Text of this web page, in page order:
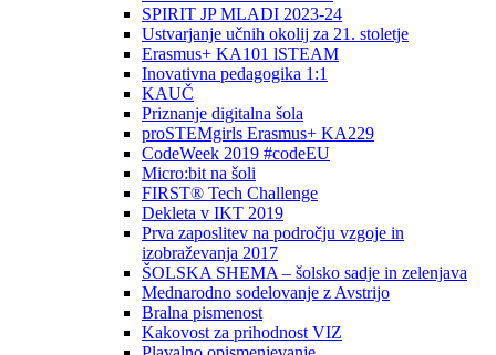
SPIRIT JP MLADI 2023-24
Ustvarjanje učnih okolij za 21. stoletje
Erasmus+ KA101 lSTEAM
Inovativna pedagogika 1:1
KAUČ
Priznanje digitalna šola
proSTEMgirls Erasmus+ KA229
CodeWeek 2019 #codeEU
Micro:bit na šoli
FIRST® Tech Challenge
Dekleta v IKT 2019
Prva zaposlitev na področju vzgoje in
izobraževanja 2017
ŠOLSKA SHEMA – šolsko sadje in zelenjava
Mednarodno sodelovanje z Avstrijo
Bralna pismenost
Kakovost za prihodnost VIZ